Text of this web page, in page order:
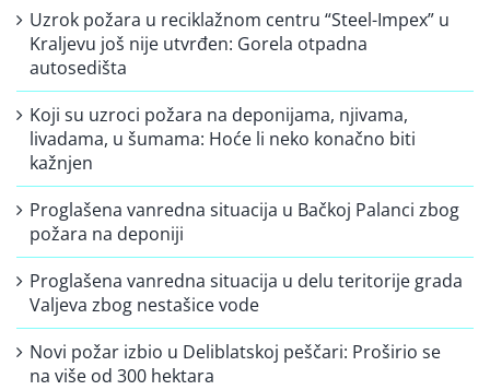
Uzrok požara u reciklažnom centru “Steel-Impex” u
Kraljevu još nije utvrđen: Gorela otpadna
autosedišta
Koji su uzroci požara na deponijama, njivama,
livadama, u šumama: Hoće li neko konačno biti
kažnjen
Proglašena vanredna situacija u Bačkoj Palanci zbog
požara na deponiji
Proglašena vanredna situacija u delu teritorije grada
Valjeva zbog nestašice vode
Novi požar izbio u Deliblatskoj peščari: Proširio se
na više od 300 hektara